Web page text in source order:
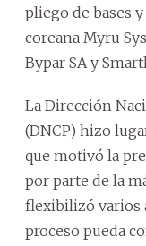
pliego de bases
coreana Myru
Bypar SA y
La Dirección
(DNCP) hizo
que motivó la
por parte de la
flexibilizó varios
proceso pueda